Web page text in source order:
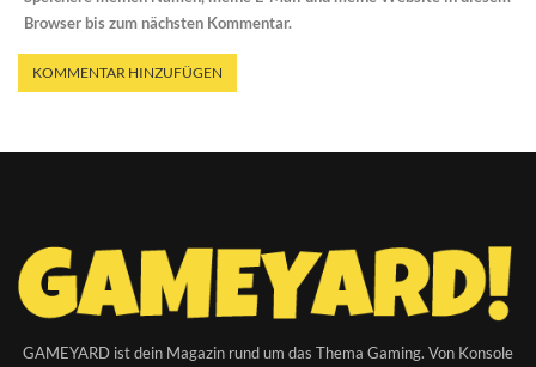
Browser bis zum nächsten Kommentar.
GAMEYARD ist dein Magazin rund um das Thema Gaming. Von Konsole